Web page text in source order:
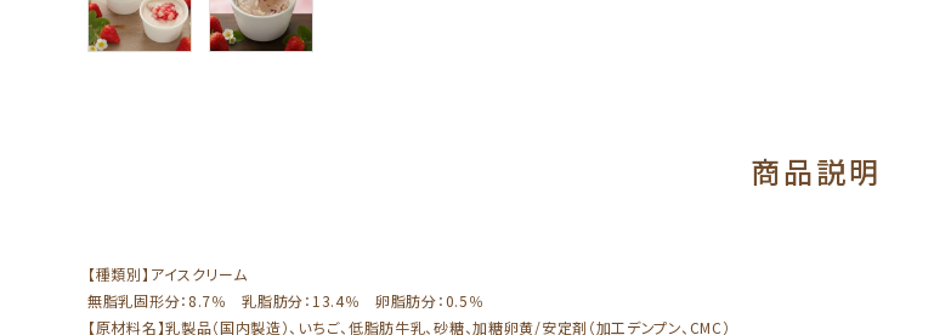
商品説明
【種類別】アイスクリーム
無脂乳固形分：8.7％ 乳脂肪分：13.4％ 卵脂肪分：0.5％
【原材料名】乳製品（国内製造）、いちご、低脂肪牛乳、砂糖、加糖卵黄/安定剤（加工デンプン、CMC）